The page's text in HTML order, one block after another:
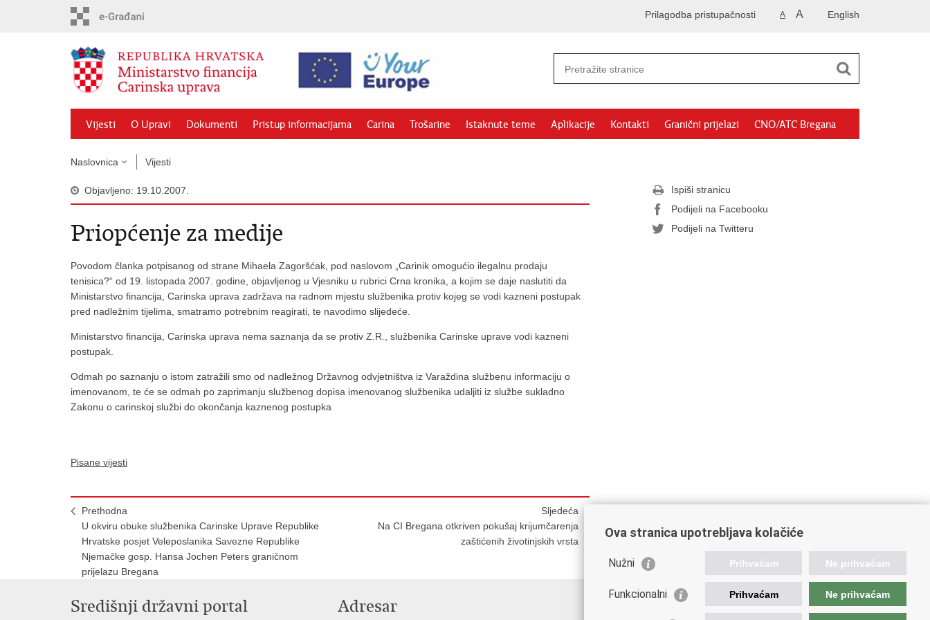
English
A A
Prilagodba pristupačnosti
Vijesti O Upravi Dokumenti Pristup informacijama Carina Trošarine Istaknute teme Aplikacije Kontakti Granični prijelazi CNO/ATC Bregana
Naslovnica Vijesti
Objavljeno: 19.10.2007.
Priopćenje za medije
Povodom članka potpisanog od strane Mihaela Zagoršćak, pod naslovom „Carinik omogućio ilegalnu prodaju
tenisica?“ od 19. listopada 2007. godine, objavljenog u Vjesniku u rubrici Crna kronika, a kojim se daje naslutiti da
Ministarstvo financija, Carinska uprava zadržava na radnom mjestu službenika protiv kojeg se vodi kazneni postupak
pred nadležnim tijelima, smatramo potrebnim reagirati, te navodimo slijedeće.
Ministarstvo financija, Carinska uprava nema saznanja da se protiv Z.R., službenika Carinske uprave vodi kazneni
postupak.
Odmah po saznanju o istom zatražili smo od nadležnog Državnog odvjetništva iz Varaždina službenu informaciju o
imenovanom, te će se odmah po zaprimanju službenog dopisa imenovanog službenika udaljiti iz službe sukladno
Zakonu o carinskoj službi do okončanja kaznenog postupka
Pisane vijesti
Prethodna
U okviru obuke službenika Carinske Uprave Republike
Hrvatske posjet Veleposlanika Savezne Republike
Njemačke gosp. Hansa Jochen Peters graničnom
prijelazu Bregana
Sljedeća
Na CI Bregana otkriven pokušaj krijumčarenja
zaštićenih životinjskih vrsta
Ispiši stranicu
Podijeli na Facebooku
Podijeli na Twitteru
Središnji državni portal Adresar Važne poveznice
Ova stranica upotrebljava kolačiće
Nužni Prihvaćam Ne prihvaćam
Funkcionalni Prihvaćam Ne prihvaćam